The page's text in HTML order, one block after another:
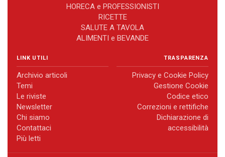
HORECA e PROFESSIONISTI
RICETTE
SALUTE A TAVOLA
ALIMENTI e BEVANDE
LINK UTILI
Archivio articoli
Temi
Le riviste
Newsletter
Chi siamo
Contattaci
Più letti
TRASPARENZA
Privacy e Cookie Policy
Gestione Cookie
Codice etico
Correzioni e rettifiche
Dichiarazione di
accessibilità